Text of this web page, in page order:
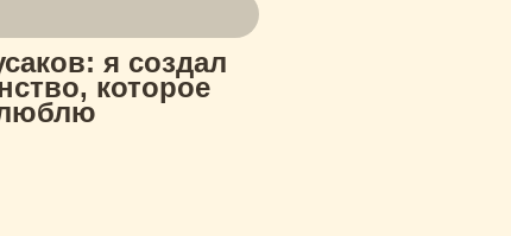
я создал
которое